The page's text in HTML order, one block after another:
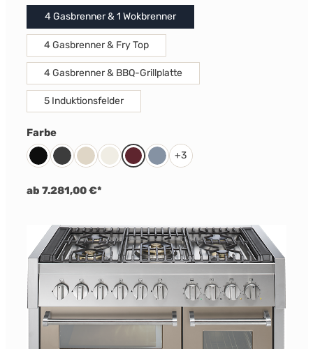
4 Gasbrenner & 1 Wokbrenner
4 Gasbrenner & Fry Top
4 Gasbrenner & BBQ-Grillplatte
5 Induktionsfelder
Farbeauswählen
SchwarzAnthrazit
CreamNuvolaBordeaux Rot
Celeste
+3
ab 7.281,00 €*